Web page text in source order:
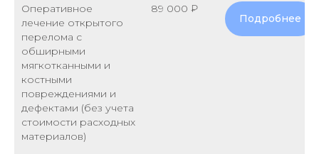
Оперативное
лечение открытого
перелома с
обширными
мягкотканными и
костными
повреждениями и
дефектами (без учета
стоимости расходных
материалов)
89 000 ₽
Подробнее